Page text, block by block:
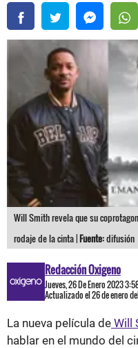
Will Smith revela que su
rodaje de la cinta |Fuente:difusión
Redacción Oxigeno
Jueves, 26 De Enero 2023
Actualizado el 26 de enero
La nueva película de Will
hablar en el mundo del